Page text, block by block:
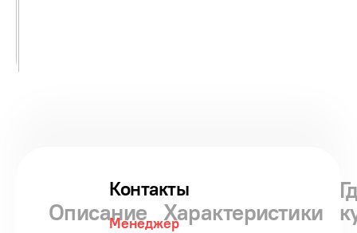
Описание Характеристики
Контакты
Менеджер